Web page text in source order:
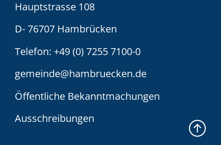
Hauptstrasse 108
D- 76707 Hambrücken
Telefon: +49 (0) 7255 7100-0
gemeinde@hambruecken.de
Öffentliche Bekanntmachungen
Ausschreibungen